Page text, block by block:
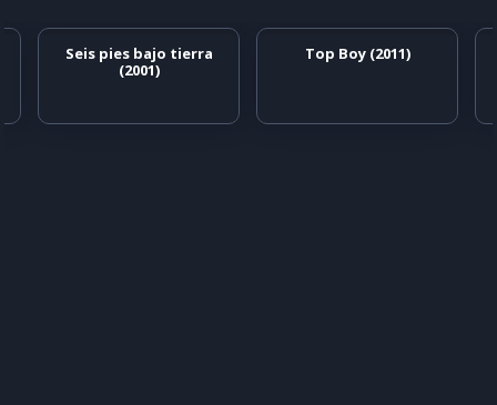
Seis pies bajo tierra
(2001)
Top Boy (2011)